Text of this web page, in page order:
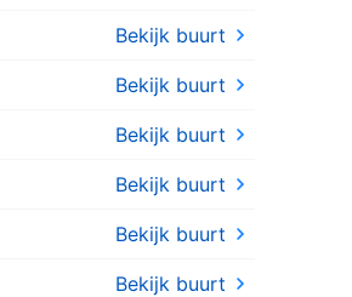
Bekijk buurt
Bekijk buurt
Bekijk buurt
Bekijk buurt
Bekijk buurt
Bekijk buurt